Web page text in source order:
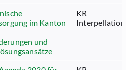
im Kanton
und
KR
Interpellation